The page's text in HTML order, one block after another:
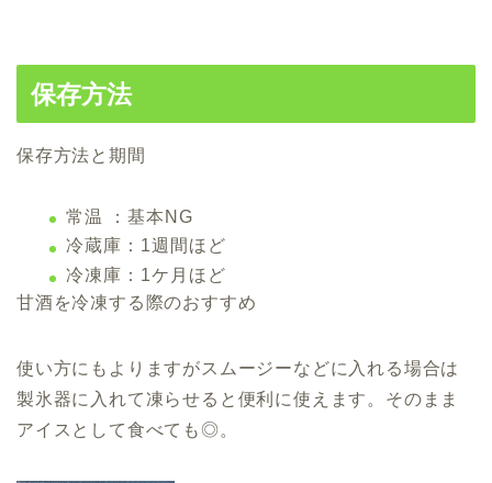
保存方法
保存方法と期間
常温 ：基本NG
冷蔵庫：1週間ほど
冷凍庫：1ケ月ほど
甘酒を冷凍する際のおすすめ
使い方にもよりますがスムージーなどに入れる場合は
製氷器に入れて凍らせると便利に使えます。そのまま
アイスとして食べても◎。